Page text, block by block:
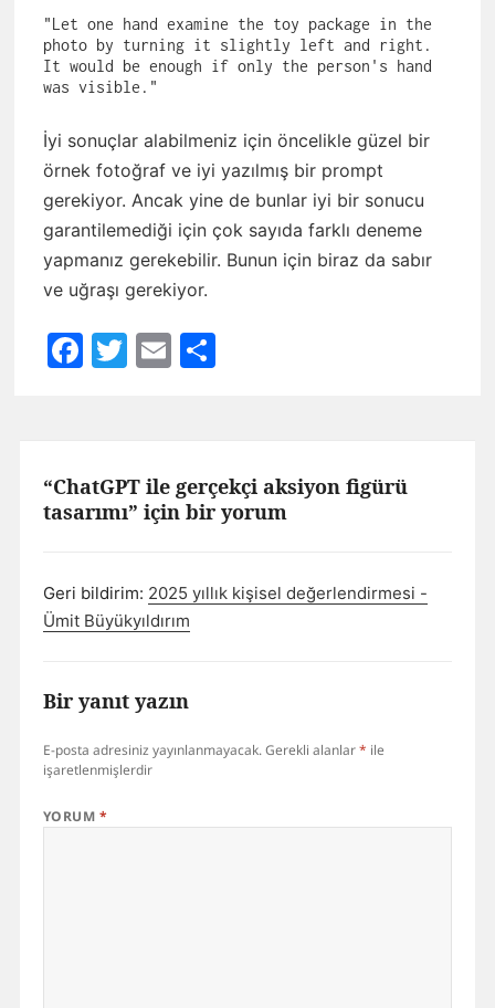
"Let one hand examine the toy package in the
photo by turning it slightly left and right.
It would be enough if only the person's hand
was visible."
İyi sonuçlar alabilmeniz için öncelikle güzel bir
örnek fotoğraf ve iyi yazılmış bir prompt
gerekiyor. Ancak yine de bunlar iyi bir sonucu
garantilemediği için çok sayıda farklı deneme
yapmanız gerekebilir. Bunun için biraz da sabır
ve uğraşı gerekiyor.
Facebook
Twitter
EmailShare
“ChatGPT ile gerçekçi aksiyon figürü
tasarımı” için bir yorum
Geri bildirim: 2025 yıllık kişisel değerlendirmesi -
Ümit Büyükyıldırım
Bir yanıt yazın
E-posta adresiniz yayınlanmayacak.Gerekli alanlar* ile
işaretlenmişlerdir
YORUM *